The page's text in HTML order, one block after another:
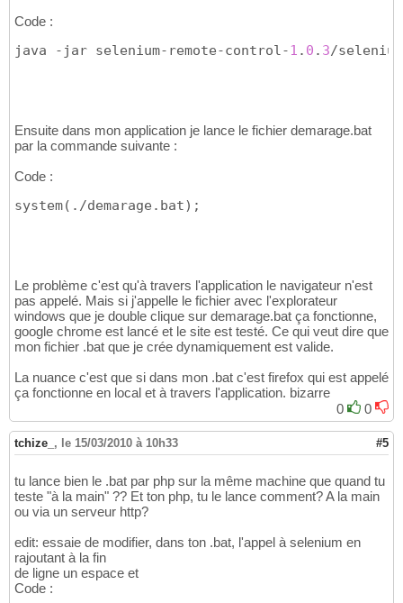
Code :
java -jar selenium-remote-control-1 . 0 . 3/
Ensuite dans mon application je lance le fichier demarage.bat
par la commande suivante :
Code :
system( ./demarage.bat) ;
Le problème c'est qu'à travers l'application le navigateur n'est
pas appelé. Mais si j'appelle le fichier avec l'explorateur
windows que je double clique sur demarage.bat ça fonctionne,
google chrome est lancé et le site est testé. Ce qui veut dire que
mon fichier .bat que je crée dynamiquement est valide.
La nuance c'est que si dans mon .bat c'est firefox qui est appelé
ça fonctionne en local et à travers l'application. bizarre
0
0
tchize_ , le 15/03/2010 à 10h33 #5
tu lance bien le .bat par php sur la même machine que quand tu
teste "à la main" ?? Et ton php, tu le lance comment? A la main
ou via un serveur http?
edit: essaie de modifier, dans ton .bat, l'appel à selenium en
rajoutant à la fin
de ligne un espace et
Code :